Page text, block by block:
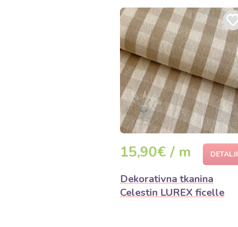
15,90€ / m DETALJI
Dekorativna tkanina
Celestin LUREX ficelle